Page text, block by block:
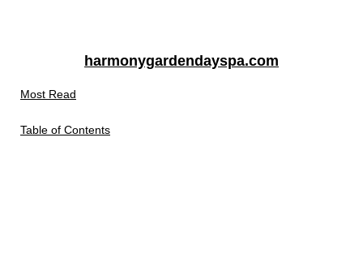
harmonygardendayspa.com
Most Read
Table of Contents